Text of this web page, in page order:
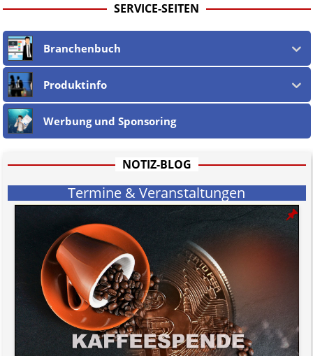
SERVICE-SEITEN
Branchenbuch
Produktinfo
Werbung und Sponsoring
NOTIZ-BLOG
Termine & Veranstaltungen